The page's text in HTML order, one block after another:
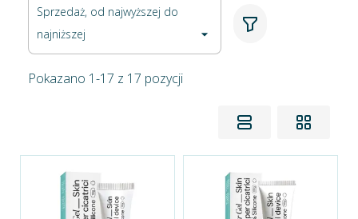
Sprzedaż, od najwyższej do
najniższej

Pokazano 1-17 z 17 pozycji